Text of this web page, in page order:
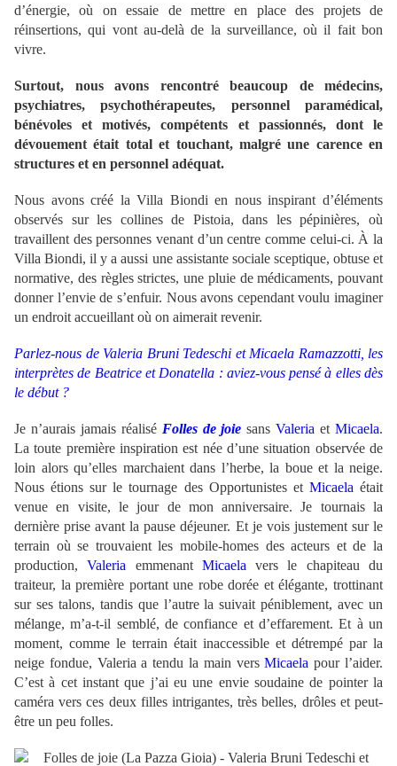
d’énergie, où on essaie de mettre en place des projets de
réinsertions, qui vont au-delà de la surveillance, où il fait bon
vivre.
Surtout, nous avons rencontré beaucoup de médecins,
psychiatres, psychothérapeutes, personnel paramédical,
bénévoles et motivés, compétents et passionnés, dont le
dévouement était total et touchant, malgré une carence en
structures et en personnel adéquat.
Nous avons créé la Villa Biondi en nous inspirant d’éléments
observés sur les collines de Pistoia, dans les pépinières, où
travaillent des personnes venant d’un centre comme celui-ci. À la
Villa Biondi, il y a aussi une assistante sociale sceptique, obtuse et
normative, des règles strictes, une pluie de médicaments, pouvant
donner l’envie de s’enfuir. Nous avons cependant voulu imaginer
un endroit accueillant où on aimerait revenir.
Parlez-nous de Valeria Bruni Tedeschi et Micaela Ramazzotti, les
interprètes de Beatrice et Donatella : aviez-vous pensé à elles dès
le début ?
Je n’aurais jamais réaliséFolles de joie sansValeria etMicaela.
La toute première inspiration est née d’une situation observée de
loin alors qu’elles marchaient dans l’herbe, la boue et la neige.
Nous étions sur le tournage des Opportunistes et Micaela était
venue en visite, le jour de mon anniversaire. Je tournais la
dernière prise avant la pause déjeuner. Et je vois justement sur le
terrain où se trouvaient les mobile-homes des acteurs et de la
production,Valeria emmenant Micaela vers le chapiteau du
traiteur, la première portant une robe dorée et élégante, trottinant
sur ses talons, tandis que l’autre la suivait péniblement, avec un
mélange, m’a-t-il semblé, de confiance et d’effarement. Et à un
moment, comme le terrain était inaccessible et détrempé par la
neige fondue, Valeria a tendu la main versMicaela pour l’aider.
C’est à cet instant que j’ai eu une envie soudaine de pointer la
caméra vers ces deux filles intrigantes, très belles, drôles et peut-
être un peu folles.